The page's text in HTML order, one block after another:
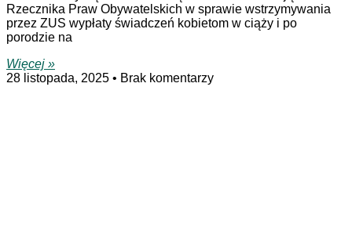
Rzecznika Praw Obywatelskich w sprawie wstrzymywania
przez ZUS wypłaty świadczeń kobietom w ciąży i po
porodzie na
Więcej »
28 listopada, 2025
Brak komentarzy